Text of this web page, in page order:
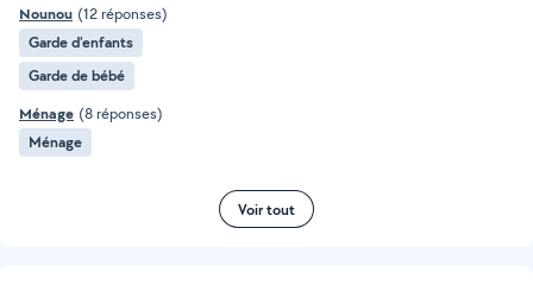
Nounou (12 réponses)
Garde d'enfants
Garde de bébé
Ménage (8 réponses)
Ménage
Voir tout